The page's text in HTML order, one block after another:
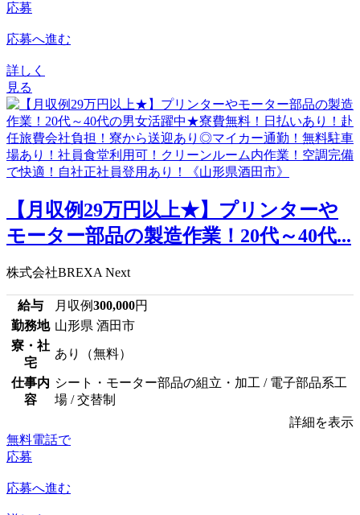
応募
応募へ進む
詳しく
見る
【月収例29万円以上★】プリンターや
モーター部品の製造作業！20代～40代...
株式会社BREXA Next
給与 月収例300,000円
勤務地 山形県 酒田市
寮・社
宅
あり（無料）
仕事内
容
シート・モーター部品の組立・加工 / 電子部品系工
場 / 交替制
詳細を表示
無料電話で
応募
応募へ進む